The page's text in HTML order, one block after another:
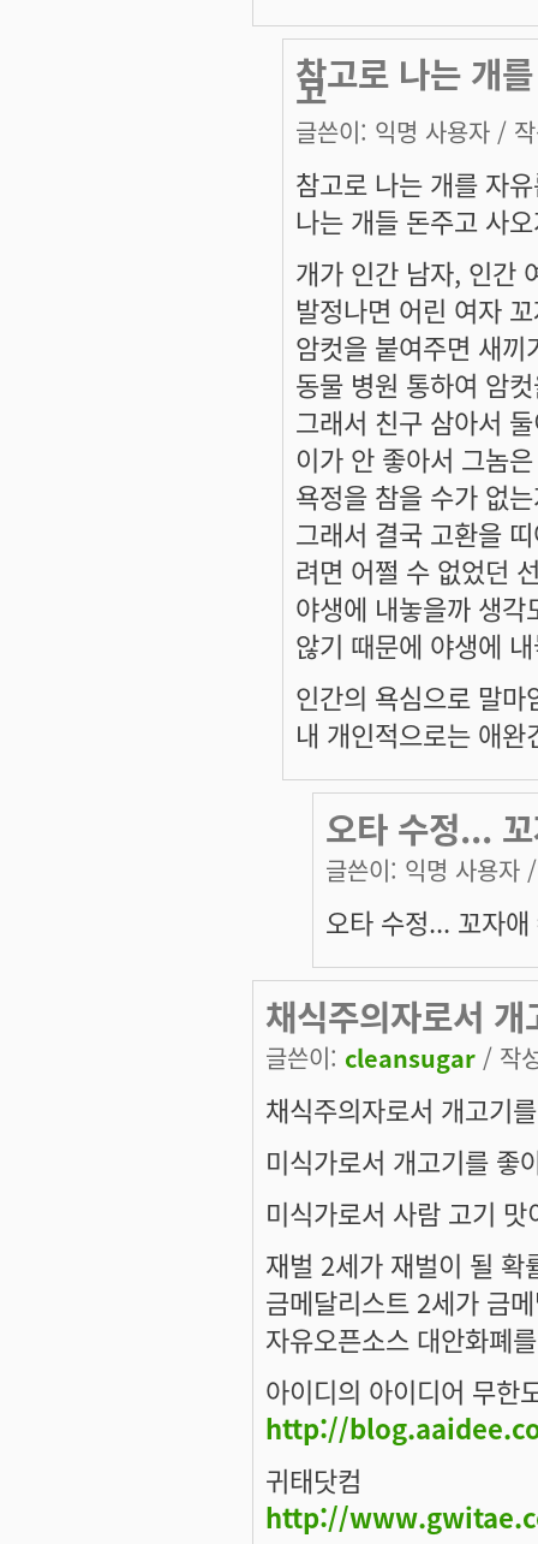
참고로 나는 개
고
글쓴이: 익명 사용자 /
참고로 나는 개를 자
나는 개들 돈주고 사
개가 인간 남자, 인간
발정나면 어린 여자
암컷을 붙여주면 새
동물 병원 통하여 암
그래서 친구 삼아서
이가 안 좋아서 그놈
욕정을 참을 수가 없
그래서 결국 고환을
려면 어쩔 수 없었던
야생에 내놓을까 생
않기 때문에 야생에
인간의 욕심으로 말
내 개인적으로는 애
오타 수정...
글쓴이: 익명 사용자
오타 수정... 꼬자
채식주의자로서
글쓴이: cleansugar / 작
채식주의자로서 개고기
미식가로서 개고기를 좋
미식가로서 사람 고기
재벌 2세가 재벌이 될 확
금메달리스트 2세가 금
자유오픈소스 대안화폐
아이디의 아이디어 무한
http://
귀태닷컴
http://